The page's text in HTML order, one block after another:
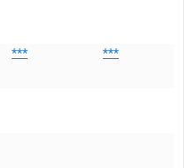
*** ***